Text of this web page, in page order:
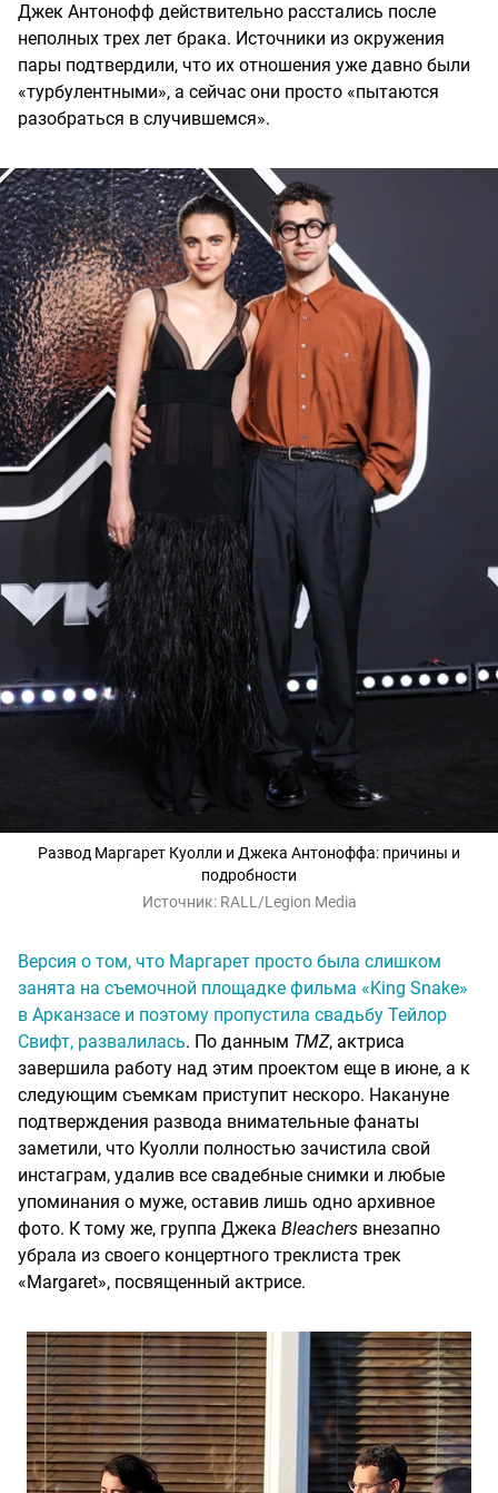
Джек Антонофф действительно расстались после
неполных трех лет брака. Источники из окружения
пары подтвердили, что их отношения уже давно были
«турбулентными», а сейчас они просто «пытаются
разобраться в случившемся».
Развод Маргарет Куолли и Джека Антоноффа: причины и
подробности
Источник: RALL/Legion Media
Версия о том, что Маргарет просто была слишком
занята на съемочной площадке фильма «King Snake»
в Арканзасе и поэтому пропустила свадьбу Тейлор
Свифт, развалилась. По данным TMZ, актриса
завершила работу над этим проектом еще в июне, а к
следующим съемкам приступит нескоро. Накануне
подтверждения развода внимательные фанаты
заметили, что Куолли полностью зачистила свой
инстаграм, удалив все свадебные снимки и любые
упоминания о муже, оставив лишь одно архивное
фото. К тому же, группа Джека Bleachers внезапно
убрала из своего концертного треклиста трек
«Margaret», посвященный актрисе.